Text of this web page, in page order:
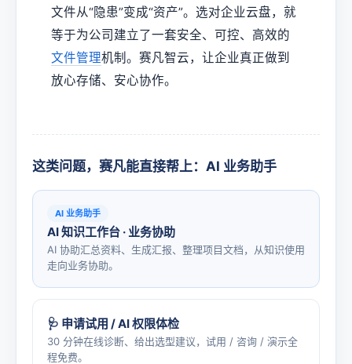
文件从“隐患”变成“资产”。选对企业云盘，就
等于为公司建立了一套安全、可控、高效的
文件管理机制。赛凡智云，让企业真正做到
放心存储、安心协作。
这类问题，赛凡能直接帮上：AI 业务助手
AI 业务助手
AI 知识工作台 · 业务协助
AI 协助汇总资料、生成汇报、整理项目文档，从知识使用
走向业务协助。
🩺 申请试用 / AI 权限体检
30 分钟在线诊断、给出选型建议，试用 / 咨询 / 演示全
程免费。